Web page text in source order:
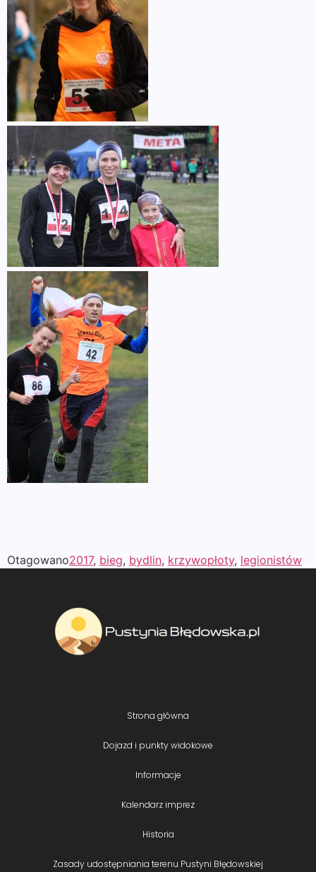
Otagowano2017, bieg, bydlin, krzywopłoty, legionistów
Strona główna
Dojazd i punkty widokowe
Informacje
Kalendarz imprez
Historia
Zasady udostępniania terenu Pustyni Błędowskiej